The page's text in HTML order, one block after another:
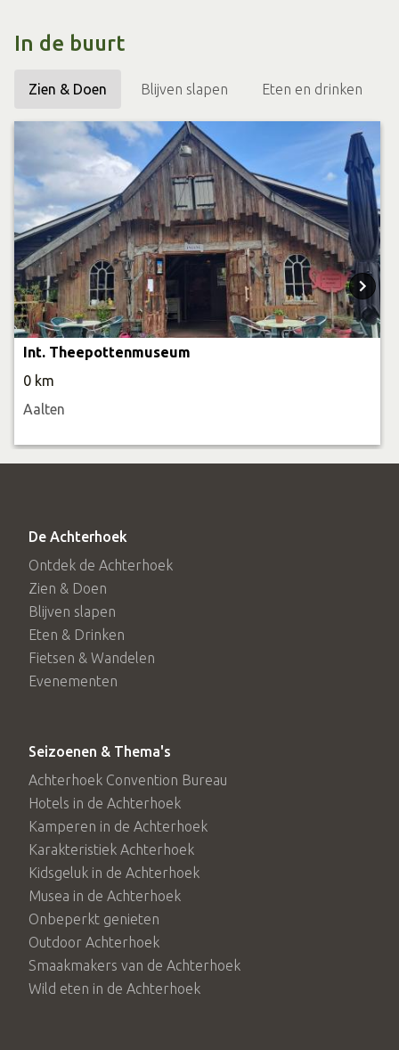
Kort daarna overleed ze. Mevrouw Meekes is
festivalbaan heeft gereden. Ze liet een diepe indruk
Ondernemers
Op de vierde silo schittert Ronnie Degen, festivaldirecteur
van de Zwarte Cross en Mañana Mañana en tevens
tourmanager van de band Normaal. Hij symboliseert
ondernemerschap en wordt geassocieerd
met evenementen in de Achterhoek. Ook hij is
vereeuwigd.
In de buurt
Zien & Doen Blijven slapen Eten en drinken
Int. Theepottenmuseum
0 km
Aalten
De Achterhoek
Ontdek de Achterhoek
Zien & Doen
Blijven slapen
Eten & Drinken
Fietsen & Wandelen
Evenementen
Seizoenen & Thema's
Achterhoek Convention Bureau
Hotels in de Achterhoek
Kamperen in de Achterhoek
Karakteristiek Achterhoek
Kidsgeluk in de Achterhoek
Musea in de Achterhoek
Onbeperkt genieten
Outdoor Achterhoek
Smaakmakers van de Achterhoek
Wild eten in de Achterhoek